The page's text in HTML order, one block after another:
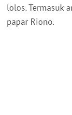
lolos. Termasuk
papar Riono.